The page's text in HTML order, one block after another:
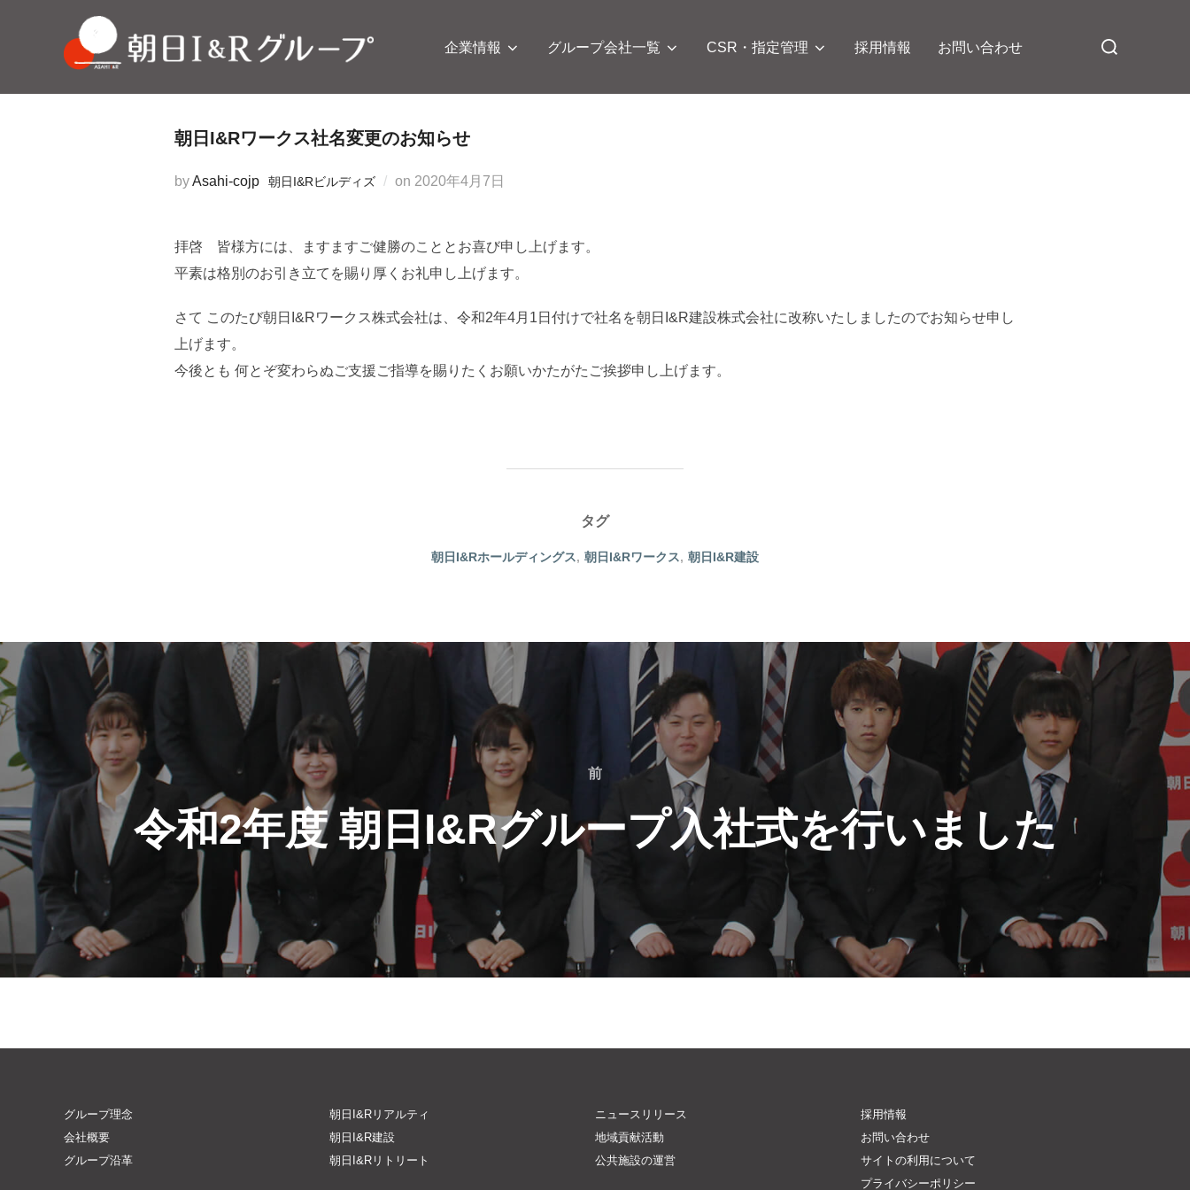
企業情報 グループ会社一覧 CSR・指定管理 採用情報 お問い合わせ
朝日I&Rワークス社名変更のお知らせ
byAsahi-cojp 朝日I&Rビルディズ on 投
2020年4月7日
拝啓 皆様方には、ますますご健勝のこととお喜び申し上げます。
平素は格別のお引き立てを賜り厚くお礼申し上げます。
さて このたび朝日I&Rワークス株式会社は、令和2年4月1日付けで社名を朝日I&R建設株式会社に改称いたしましたのでお知らせ申し
上げます。
今後とも 何とぞ変わらぬご支援ご指導を賜りたくお願いかたがたご挨拶申し上げます。
タグ
朝日I&Rホールディングス, 朝日I&Rワークス, 朝日I&R建設
投
稿
ナ
ビ
ゲ
ー
シ
ョ
ン
前
前
令和2年度 朝日I&Rグループ入社式を行いました
グループ理念
会社概要
グループ沿革
朝日I&Rリアルティ
朝日I&R建設
朝日I&Rリトリート
ニュースリリース
地域貢献活動
公共施設の運営
採用情報
お問い合わせ
サイトの利用について
プライバシーポリシー